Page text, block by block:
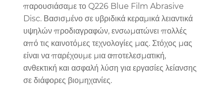
παρουσιάσαμε το Q226 Blue Film Abrasive
Disc. Βασισμένο σε υβριδικά κεραμικά λειαντικά
υψηλών προδιαγραφών, ενσωματώνει πολλές
από τις καινοτόμες τεχνολογίες μας. Στόχος μας
είναι να παρέχουμε μια αποτελεσματική,
ανθεκτική και ασφαλή λύση για εργασίες λείανσης
σε διάφορες βιομηχανίες.